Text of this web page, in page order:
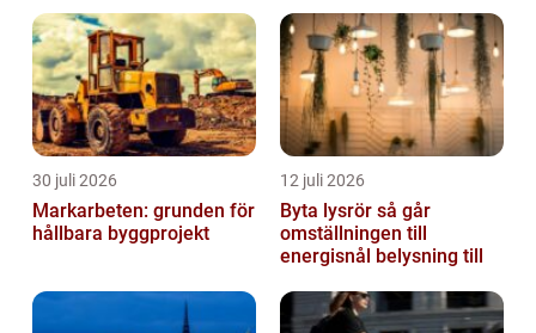
30 juli 2026
Markarbeten: grunden för
hållbara byggprojekt
12 juli 2026
Byta lysrör så går
omställningen till
energisnål belysning till